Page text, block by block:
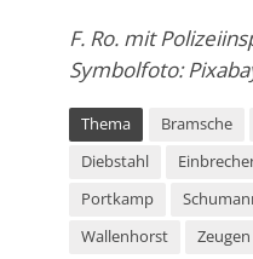
F. Ro. mit
Symbolfoto:
Thema Bramsche
Diebstahl
Portkamp
Wallenhorst
Zeugen